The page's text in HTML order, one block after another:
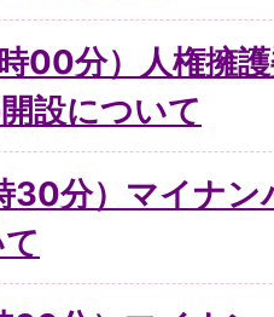
00分）人権擁
設について
30分）マイナ